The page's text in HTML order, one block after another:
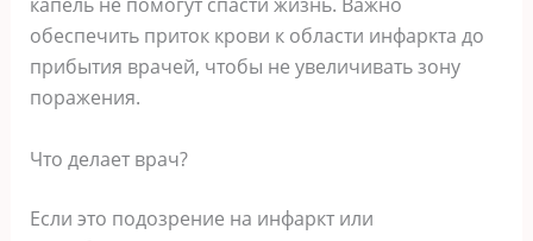
капель не помогут спасти жизнь. Важно
обеспечить приток крови к области инфаркта до
прибытия врачей, чтобы не увеличивать зону
поражения.
Что делает врач?
Если это подозрение на инфаркт или